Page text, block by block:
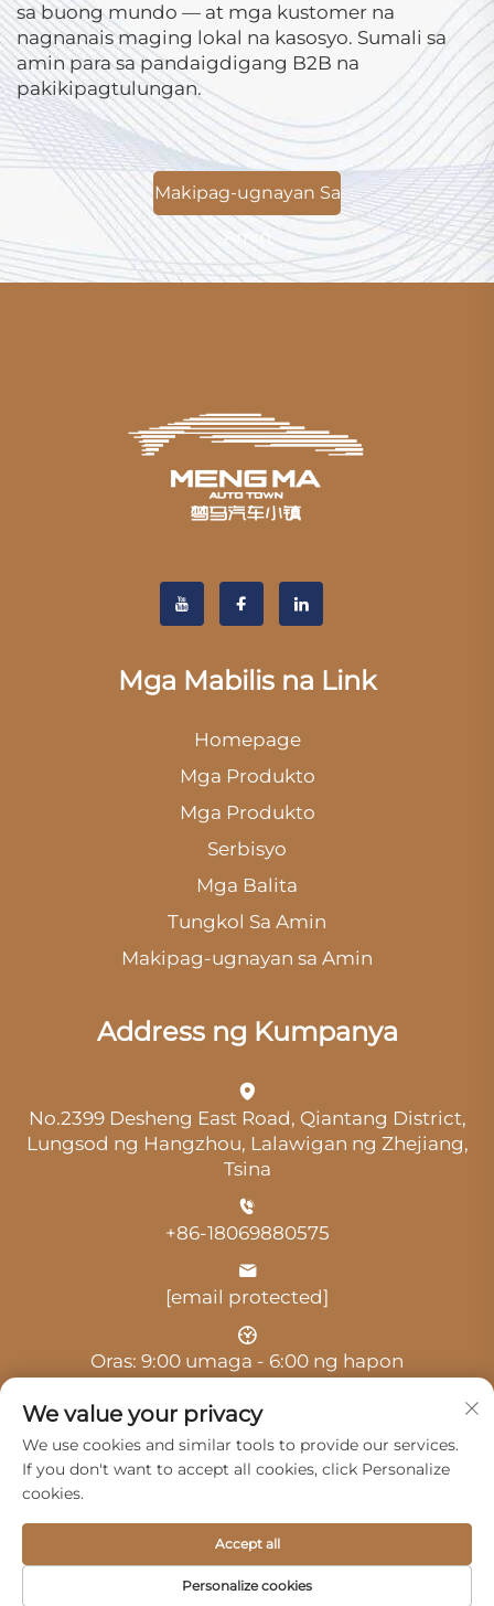
sa buong mundo — at mga kustomer na
nagnanais maging lokal na kasosyo. Sumali sa
amin para sa pandaigdigang B2B na
pakikipagtulungan.
Makipag-ugnayan Sa
Amin
Mga Mabilis na Link
Homepage
Mga Produkto
Mga Produkto
Serbisyo
Mga Balita
Tungkol Sa Amin
Makipag-ugnayan sa Amin
Address ng Kumpanya
No.2399 Desheng East Road, Qiantang District,
Lungsod ng Hangzhou, Lalawigan ng Zhejiang,
Tsina
+86-18069880575
[email protected]
Oras: 9:00 umaga - 6:00 ng hapon
Patakaran sa Pagkakapribado
Mga Produkto Serbisyo
Tungkol Sa Amin
Makipag-ugnayan sa Amin
We value your privacy
We use cookies and similar tools to provide our services.
If you don't want to accept all cookies, click Personalize
cookies.
Personalize cookies
Accept all